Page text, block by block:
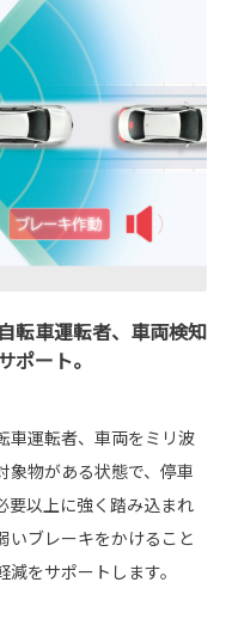
転車運転者、車両検知
ポート。
車運転者、車両をミリ波
象物がある状態で、停車
要以上に強く踏み込まれ
いブレーキをかけること
をサポートします。